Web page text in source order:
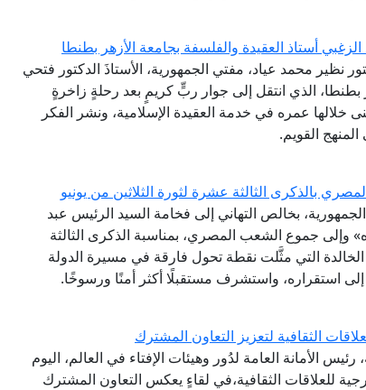
أستاذ العقيدة والفلسفة بجامعة الأزهر بطنطا
نظير محمد عياد، مفتي الجمهورية، الأستاذَ الدكتور فتحي
بطنطا، الذي انتقل إلى جوار ربٍّ كريمٍ بعد رحلةٍ زاخرةٍ
خلالها عمره في خدمة العقيدة الإسلامية، ونشر الفكر
القويم.
بالذكرى الثالثة عشرة لثورة الثلاثين من يونيو
بخالص التهاني إلى فخامة السيد الرئيس عبد
وإلى جموع الشعب المصري، بمناسبة الذكرى الثالثة
الخالدة التي مثَّلت نقطة تحول فارقة في مسيرة الدولة
استقراره، واستشرف مستقبلًا أكثر أمنًا ورسوخًا.
الثقافية لتعزيز التعاون المشترك
الأمانة العامة لدُور وهيئات الإفتاء في العالم، اليوم
للعلاقات الثقافية،في لقاءٍ يعكس التعاون المشترك